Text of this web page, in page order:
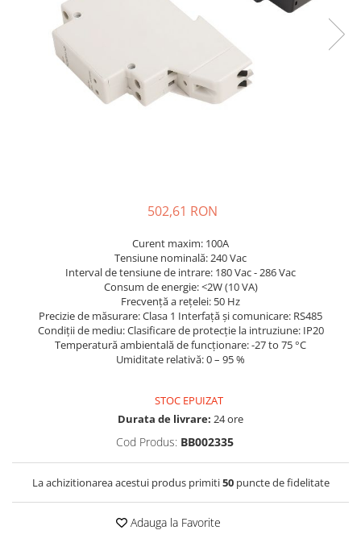
Incarcatoare acumulatori
Panouri fotovoltaice si accesorii
Panouri fotovoltaice
Sisteme prindere panouri
Convertoare de tensiune
Sisteme de stocare energie
Sisteme de Stocare Comerciale
Sisteme fotovoltaice complete
Sisteme fotovoltaice de putere
mica (rulota/caravan/case de
vacanta)
Sisteme fotovoltaice profesionale
502,61 RON
Curent maxim: 100A
Tensiune nominală: 240 Vac
Interval de tensiune de intrare: 180 Vac - 286 Vac
Consum de energie: <2W (10 VA)
Frecvență a rețelei: 50 Hz
Precizie de măsurare: Clasa 1 Interfață și comunicare: RS485
Condiții de mediu: Clasificare de protecție la intruziune: IP20
Temperatură ambientală de funcționare: -27 to 75 °C
Umiditate relativă: 0 – 95 %
STOC EPUIZAT
Durata de livrare: 24 ore
Cod Produs: BB002335
La achizitionarea acestui produs primiti50puncte de fidelitate
Adauga la Favorite